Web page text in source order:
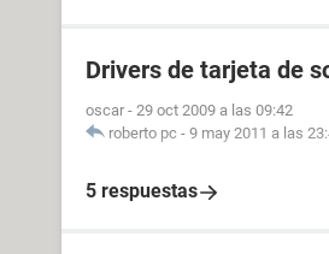
Drivers de tarjeta de
oscar - 29 oct 2009 a las 09:42
roberto pc - 9 may 2011 a las
5 respuestas